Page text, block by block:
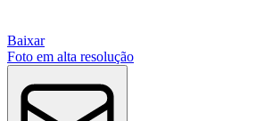
Baixar
Foto em alta resolução